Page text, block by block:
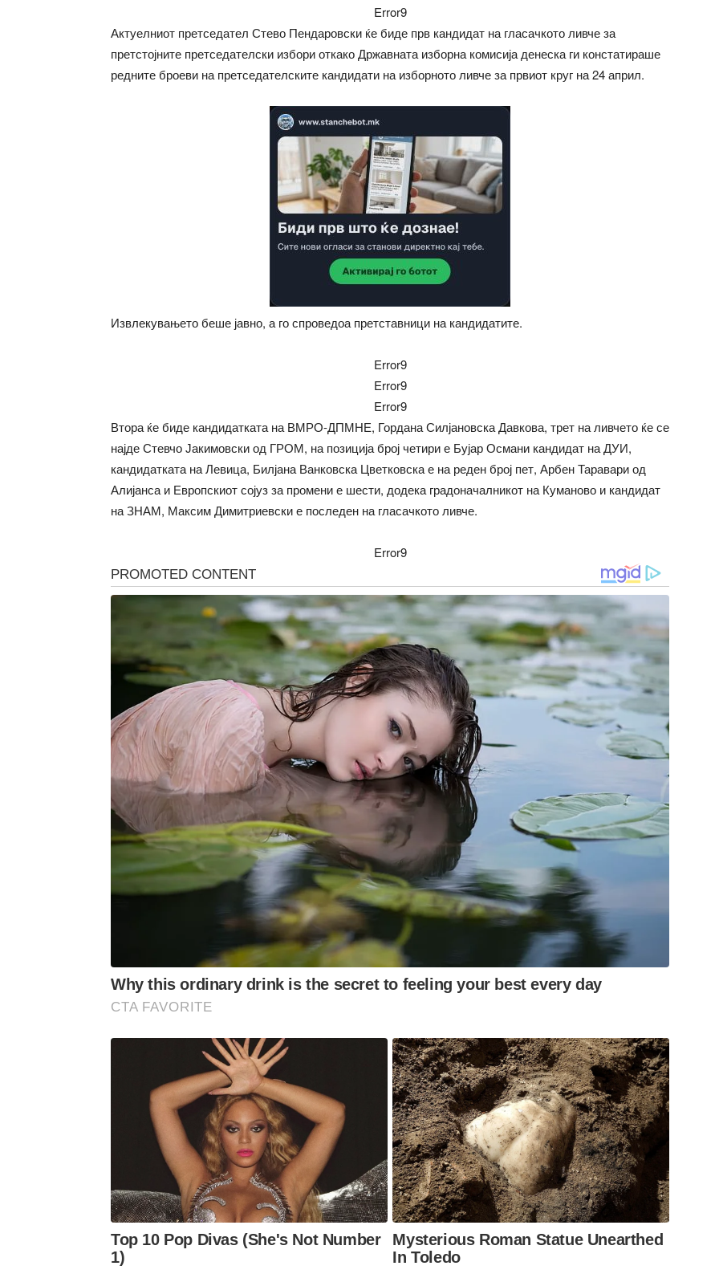
Error9
Актуелниот претседател Стево Пендаровски ќе биде прв кандидат на гласачкото ливче за
претстојните претседателски избори откако Државната изборна комисија денеска ги констатираше
редните броеви на претседателските кандидати на изборното ливче за првиот круг на 24 април.
Извлекувањето беше јавно, а го спроведоа претставници на кандидатите.
Error9
Error9
Error9
Втора ќе биде кандидатката на ВМРО-ДПМНЕ, Гордана Силјановска Давкова, трет на ливчето ќе се
најде Стевчо Јакимовски од ГРОМ, на позиција број четири е Бујар Османи кандидат на ДУИ,
кандидатката на Левица, Билјана Ванковска Цветковска е на реден број пет, Арбен Таравари од
Алијанса и Европскиот сојуз за промени е шести, додека градоначалникот на Куманово и кандидат
на ЗНАМ, Максим Димитриевски е последен на гласачкото ливче.
Error9